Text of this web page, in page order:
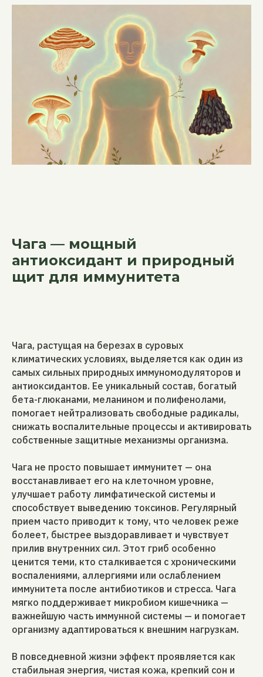
Чага — мощный
антиоксидант и природный
щит для иммунитета
Чага, растущая на березах в суровых
климатических условиях, выделяется как один из
самых сильных природных иммуномодуляторов и
антиоксидантов. Ее уникальный состав, богатый
бета-глюканами, меланином и полифенолами,
помогает нейтрализовать свободные радикалы,
снижать воспалительные процессы и активировать
собственные защитные механизмы организма.
Чага не просто повышает иммунитет — она
восстанавливает его на клеточном уровне,
улучшает работу лимфатической системы и
способствует выведению токсинов. Регулярный
прием часто приводит к тому, что человек реже
болеет, быстрее выздоравливает и чувствует
прилив внутренних сил. Этот гриб особенно
ценится теми, кто сталкивается с хроническими
воспалениями, аллергиями или ослаблением
иммунитета после антибиотиков и стресса. Чага
мягко поддерживает микробиом кишечника —
важнейшую часть иммунной системы — и помогает
организму адаптироваться к внешним нагрузкам.
В повседневной жизни эффект проявляется как
стабильная энергия, чистая кожа, крепкий сон и